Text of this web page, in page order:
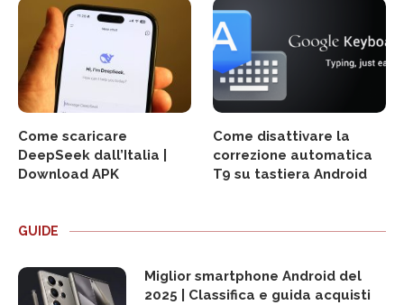
Come scaricare
DeepSeek dall’Italia |
Download APK
Come disattivare la
correzione automatica
T9 su tastiera Android
GUIDE
Miglior smartphone Android del
2025 | Classifica e guida acquisti